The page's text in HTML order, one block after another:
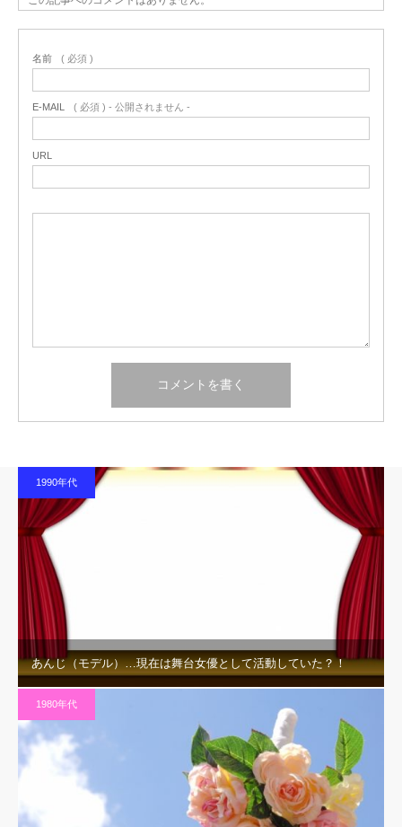
名前 ( 必須 )
E-MAIL ( 必須 ) - 公開されません -
URL
1990年代
あんじ（モデル）…現在は舞台女優として活動していた？！
1980年代